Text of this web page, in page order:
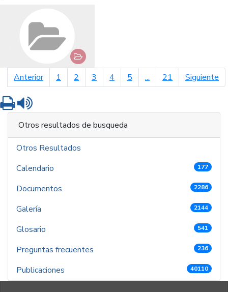
Anteriorpágina anterior
1 2 3 4 5 ... 21 Siguiente
Imprimir
Otros resultados de busqueda
Otros Resultados
Calendario
177
Documentos 2286
Galería 2144
Glosario 541
Preguntas frecuentes 236
Publicaciones 40110